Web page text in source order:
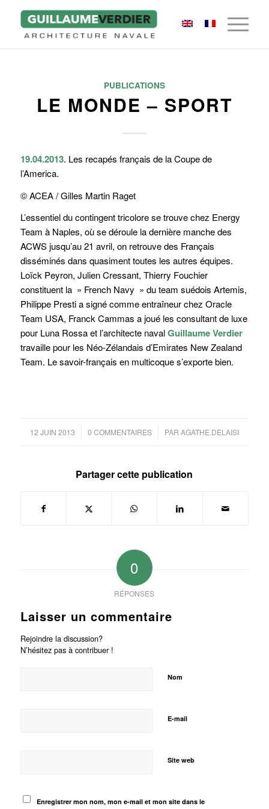
PUBLICATIONS
LE MONDE – SPORT
19.04.2013. Les recapés français de la Coupe de
l’America.
© ACEA / Gilles Martin Raget
L’essentiel du contingent tricolore se trouve chez Energy
Team à Naples, où se déroule la dernière manche des
ACWS jusqu’au 21 avril, on retrouve des Français
disséminés dans quasiment toutes les autres équipes.
Loïck Peyron, Julien Cressant, Thierry Fouchier
constituent la » French Navy » du team suédois Artemis,
Philippe Presti a signé comme entraîneur chez Oracle
Team USA, Franck Cammas a joué les consultant de luxe
pour Luna Rossa et l’architecte navalGuillaume Verdier
travaille pour les Néo-Zélandais d’Emirates New Zealand
Team. Le savoir-français en multicoque s’exporte bien.
12 JUIN 2013
/ 0 COMMENTAIRES
/ PAR AGATHE.DELAISI
Partager cette publication
0
RÉPONSES
Laisser un commentaire
Rejoindre la discussion?
N’hésitez pas à contribuer !
Nom
E-mail
Site web
Enregistrer mon nom, mon e-mail et mon site dans le